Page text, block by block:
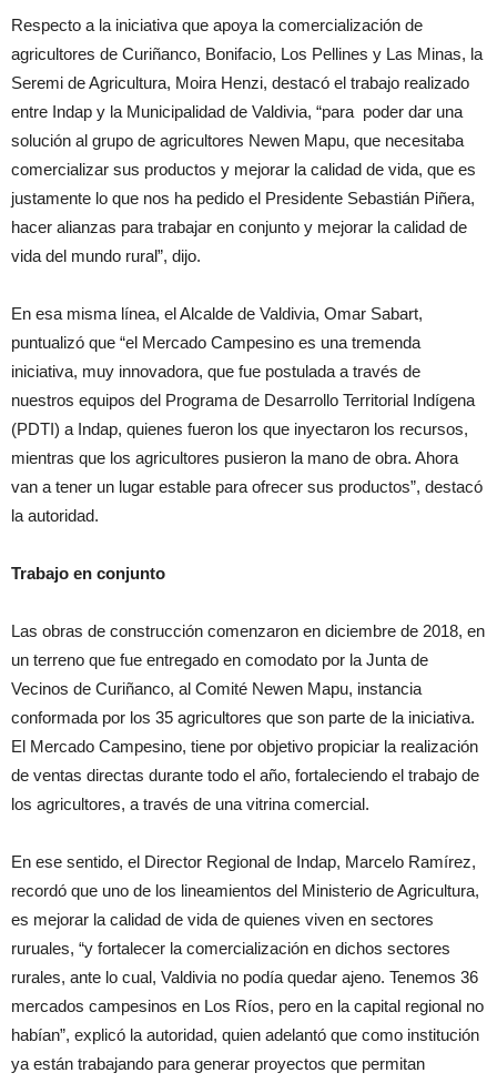
Respecto a la iniciativa que apoya la comercialización de
agricultores de Curiñanco, Bonifacio, Los Pellines y Las Minas, la
Seremi de Agricultura, Moira Henzi, destacó el trabajo realizado
entre Indap y la Municipalidad de Valdivia, “para poder dar una
solución al grupo de agricultores Newen Mapu, que necesitaba
comercializar sus productos y mejorar la calidad de vida, que es
justamente lo que nos ha pedido el Presidente Sebastián Piñera,
hacer alianzas para trabajar en conjunto y mejorar la calidad de
vida del mundo rural”, dijo.
En esa misma línea, el Alcalde de Valdivia, Omar Sabart,
puntualizó que “el Mercado Campesino es una tremenda
iniciativa, muy innovadora, que fue postulada a través de
nuestros equipos del Programa de Desarrollo Territorial Indígena
(PDTI) a Indap, quienes fueron los que inyectaron los recursos,
mientras que los agricultores pusieron la mano de obra. Ahora
van a tener un lugar estable para ofrecer sus productos”, destacó
la autoridad.
Trabajo en conjunto
Las obras de construcción comenzaron en diciembre de 2018, en
un terreno que fue entregado en comodato por la Junta de
Vecinos de Curiñanco, al Comité Newen Mapu, instancia
conformada por los 35 agricultores que son parte de la iniciativa.
El Mercado Campesino, tiene por objetivo propiciar la realización
de ventas directas durante todo el año, fortaleciendo el trabajo de
los agricultores, a través de una vitrina comercial.
En ese sentido, el Director Regional de Indap, Marcelo Ramírez,
recordó que uno de los lineamientos del Ministerio de Agricultura,
es mejorar la calidad de vida de quienes viven en sectores
ruruales, “y fortalecer la comercialización en dichos sectores
rurales, ante lo cual, Valdivia no podía quedar ajeno. Tenemos 36
mercados campesinos en Los Ríos, pero en la capital regional no
habían”, explicó la autoridad, quien adelantó que como institución
ya están trabajando para generar proyectos que permitan